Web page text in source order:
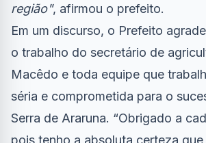
região", afirmou o prefeito.
Em um discurso, o Prefeito
o trabalho do secretário de
Macêdo e toda equipe que
séria e comprometida para o
Serra de Araruna. “Obrigado a
pois tenho a absoluta certeza